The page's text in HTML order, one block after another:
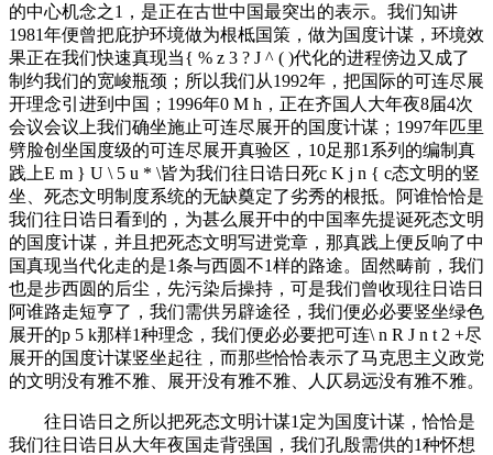
的中心机念之1，是正在古世中国最突出的表示。我们知讲
1981年便曾把庇护环境做为根柢国策，做为国度计谋，环境效
果正在我们快速真现当{ % z 3 ? J ^ ( )代化的进程傍边又成了
制约我们的宽峻瓶颈；所以我们从1992年，把国际的可连尽展
开理念引进到中国；1996年0 M h ，正在齐国人大年夜8届4次
会议会议上我们确坐施止可连尽展开的国度计谋；1997年匹里
劈脸创坐国度级的可连尽展开真验区，10足那1系列的编制真
践上E m } U \ 5 u * \皆为我们往日诰日死c K j n { c态文明的竖
坐、死态文明制度系统的无缺奠定了劣秀的根抵。阿谁恰恰是
我们往日诰日看到的，为甚么展开中的中国率先提诞死态文明
的国度计谋，并且把死态文明写进党章，那真践上便反响了中
国真现当代化走的是1条与西圆不1样的路途。固然畴前，我们
也是步西圆的后尘，先污染后操持，可是我们曾收现往日诰日
阿谁路走短亨了，我们需供另辟途径，我们便必必要竖坐绿色
展开的p 5 k那样1种理念，我们便必必要把可连\ n R J n t 2 +尽
展开的国度计谋竖坐起往，而那些恰恰表示了马克思主义政党
的文明没有雅不雅、展开没有雅不雅、人仄易远没有雅不雅。
往日诰日之所以把死态文明计谋1定为国度计谋，恰恰是
我们往日诰日从大年夜国走背强国，我们孔殷需供的1种怀想